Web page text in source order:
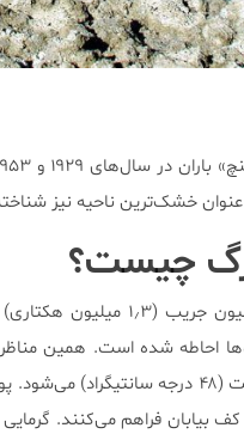
چیست؟
این پارک با مساحت حدود
احاطه شده است. همین مناظر
مرگ در تابستانی تا ۱۲۰ درجه
کف بیابان فراهم می‌کنند.